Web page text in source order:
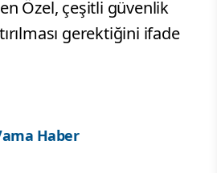
Özel, çeşitli güvenlik
gerektiğini ifade
Haber